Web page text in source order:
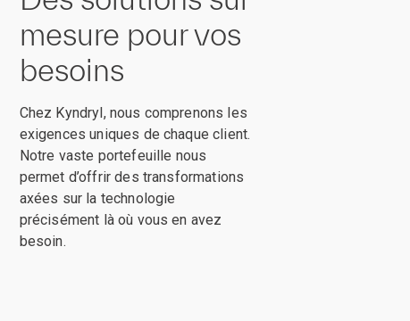
mesure pour vos
besoins
Chez Kyndryl, nous comprenons les
exigences uniques de chaque client.
Notre vaste portefeuille nous
permet d’offrir des transformations
axées sur la technologie
précisément là où vous en avez
besoin.